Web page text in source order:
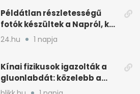
Példátlan részletességű
fotók készültek a Napról, két
rejtély is tisztulhat
24.hu 1 napja
Kínai fizikusok igazolták a
gluonlabdát: közelebb a
standard modellhez